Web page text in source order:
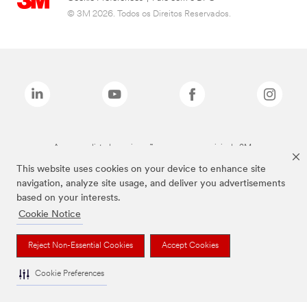
This website uses cookies on your device to enhance site
navigation, analyze site usage, and deliver you advertisements
based on your interests.
Cookie Notice
Reject Non-Essential Cookies Accept Cookies
Cookie Preferences
© 3M 2026. Todos os Direitos Reservados.
As marcas listadas a cima são marcas comerciais da 3M.